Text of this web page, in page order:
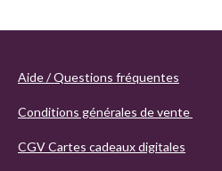
Aide / Questions fréquentes
Conditions générales de vente
CGV Cartes cadeaux digitales